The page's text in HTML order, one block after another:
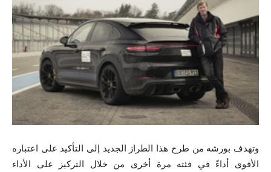
وتهدف بورشه من طرح هذا الطراز الجديد إلى التأكيد على اعتباره
الأقوى أداءً في فئته مرة أخرى من خلال التركيز على الأداء